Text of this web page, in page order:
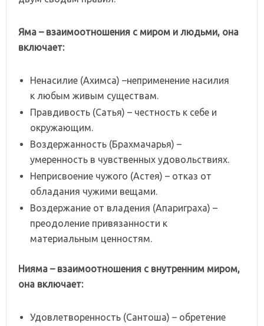
Яма – взаимоотношения с миром и людьми, она
включает:
Ненасилие (Ахимса) –неприменение насилия
к любым живым существам.
Правдивость (Сатья) – честность к себе и
окружающим.
Воздержанность (Брахмачарья) –
умеренность в чувственных удовольствиях.
Неприсвоение чужого (Астея) – отказ от
обладания чужими вещами.
Воздержание от владения (Апариграха) –
преодоление привязанности к
материальным ценностям.
Нияма – взаимоотношения с внутренним миром,
она включает:
Удовлетворенность (Сантоша) – обретение